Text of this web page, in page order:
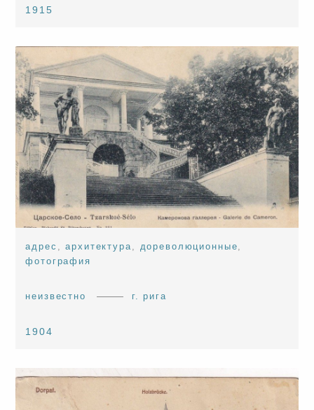
1915
адрес ,архитектура, дореволюционные,
фотография
неизвестно г. рига
1904